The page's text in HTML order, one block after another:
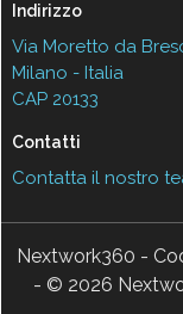
Indirizzo
Via Moretto da
Milano - Italia
CAP 20133
Contatti
Contatta il nostro
Nextwork360 -
- © 2026